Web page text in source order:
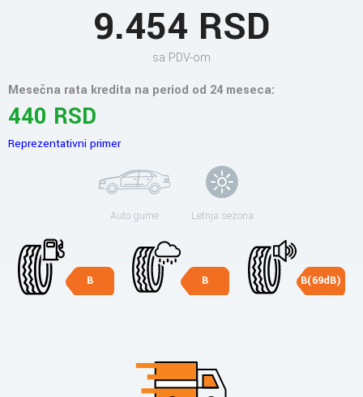
9.454 RSD
sa PDV-om
Mesečna rata kredita na period od 24 meseca:
440 RSD
Reprezentativni primer
Auto gume Letnja sezona
B B B(69dB)